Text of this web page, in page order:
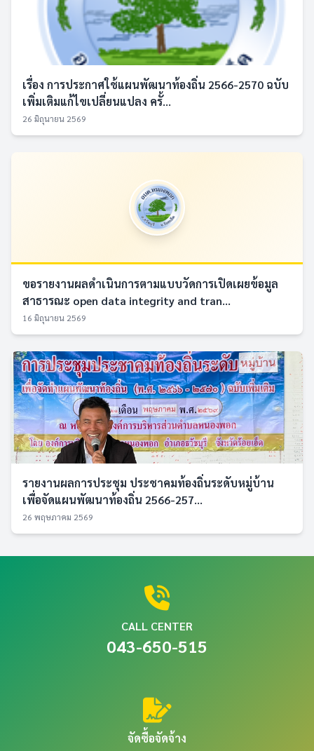
เรื่อง การประกาศใช้แผนพัฒนาท้องถิ่น 2566-2570 ฉบับ
เพิ่มเติมแก้ไขเปลี่ยนแปลง ครั้...
26 มิถุนายน 2569
ขอรายงานผลดำเนินการตามแบบวัดการเปิดเผยข้อมูล
สาธารณะ open data integrity and tran...
16 มิถุนายน 2569
รายงานผลการประชุม ประชาคมท้องถิ่นระดับหมู่บ้าน
เพื่อจัดแผนพัฒนาท้องถิ่น 2566-257...
26 พฤษภาคม 2569
CALL CENTER
043-650-515
จัดซื้อจัดจ้าง